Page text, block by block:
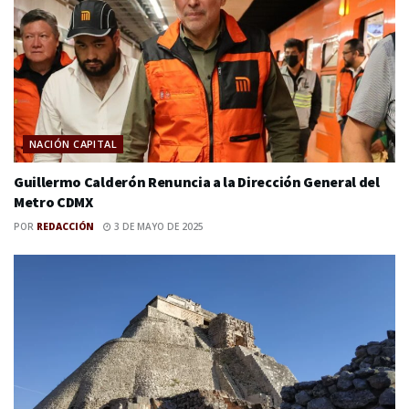
NACIÓN CAPITAL
Guillermo Calderón Renuncia a la Dirección General del
Metro CDMX
POR REDACCIÓN 3 DE MAYO DE 2025